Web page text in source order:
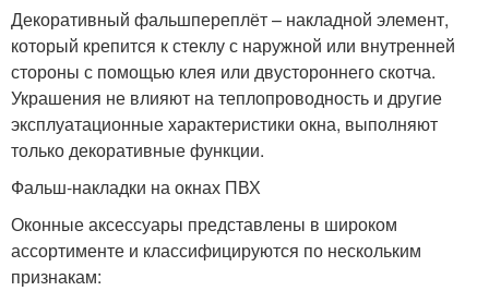
Декоративный фальшпереплёт – накладной элемент,
который крепится к стеклу с наружной или внутренней
стороны с помощью клея или двустороннего скотча.
Украшения не влияют на теплопроводность и другие
эксплуатационные характеристики окна, выполняют
только декоративные функции.
Фальш-накладки на окнах ПВХ
Оконные аксессуары представлены в широком
ассортименте и классифицируются по нескольким
признакам: